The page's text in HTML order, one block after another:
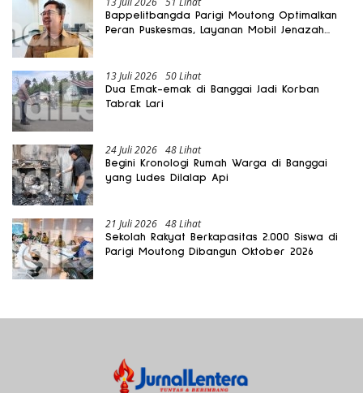
Bappelitbangda Parigi Moutong Optimalkan
Peran Puskesmas, Layanan Mobil Jenazah
13 Juli 2026 50 Lihat
Dua Emak-emak di Banggai Jadi Korban
Tabrak Lari
24 Juli 2026 48 Lihat
Begini Kronologi Rumah Warga di Banggai
yang Ludes Dilalap Api
21 Juli 2026 48 Lihat
Sekolah Rakyat Berkapasitas 2.000 Siswa di
Parigi Moutong Dibangun Oktober 2026